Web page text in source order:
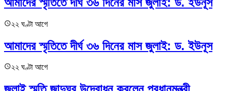
২২ ঘণ্টা আগে
আমাদের স্মৃতিতে দীর্ঘ ৩৬ দিনের মাস জুলাই: ড. ইউনূস
২২ ঘণ্টা আগে